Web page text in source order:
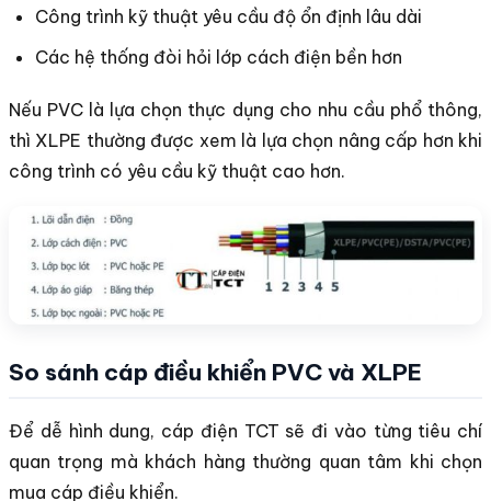
Công trình kỹ thuật yêu cầu độ ổn định lâu dài
Các hệ thống đòi hỏi lớp cách điện bền hơn
Nếu PVC là lựa chọn thực dụng cho nhu cầu phổ thông,
thì XLPE thường được xem là lựa chọn nâng cấp hơn khi
công trình có yêu cầu kỹ thuật cao hơn.
So sánh cáp điều khiển PVC và XLPE
Để dễ hình dung, cáp điện TCT sẽ đi vào từng tiêu chí
quan trọng mà khách hàng thường quan tâm khi chọn
mua cáp điều khiển.